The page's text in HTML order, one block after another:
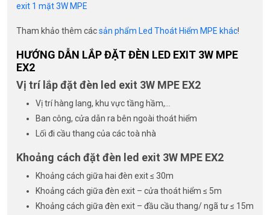
exit 1 mặt 3W MPE
Tham khảo thêm cácsản phẩm Led Thoát Hiểm MPE khác!
HƯỚNG DẪN LẮP ĐẶT ĐÈN LED EXIT 3W MPE
EX2
Vị trí lắp đặt đèn led exit 3W MPE EX2
Vị trí hàng lang, khu vực tầng hầm,…
Ban công, cửa dẫn ra bên ngoài thoát hiểm
Lối đi cầu thang của các toà nhà
Khoảng cách đặt đèn led exit 3W MPE EX2
Khoảng cách giữa hai đèn exit ≤ 30m
Khoảng cách giữa đèn exit – cửa thoát hiểm ≤ 5m
Khoảng cách giữa đèn exit – đầu cầu thang/ ngã tư ≤ 15m